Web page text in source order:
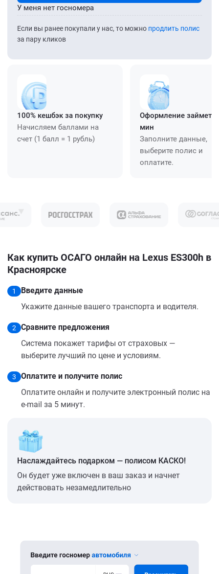
Если вы ранее покупали у нас, то можно продлить полис
за пару кликов
У меня нет госномера
100% кешбэк за покупку
Начисляем баллами на
счет (1 балл = 1 рубль)
Оформление займет
мин
Заполните данные,
выберите полис и
оплатите.
Как купить ОСАГО онлайн на Lexus ES300h в
Красноярске
1
Введите данные
Укажите данные вашего транспорта и водителя.
2
Сравните предложения
Система покажет тарифы от страховых —
выберите лучший по цене и условиям.
3
Оплатите и получите полис
Оплатите онлайн и получите электронный полис на
e-mail за 5 минут.
Наслаждайтесь подарком — полисом КАСКО!
Он будет уже включен в ваш заказ и начнет
действовать незамедлительно